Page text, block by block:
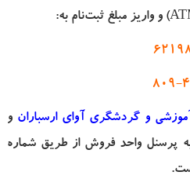
و گردشگری آوای ارسباران و
به پرسنل واحد فروش از طریق شماره